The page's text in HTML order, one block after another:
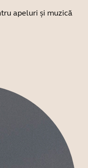
apeluri și muzică